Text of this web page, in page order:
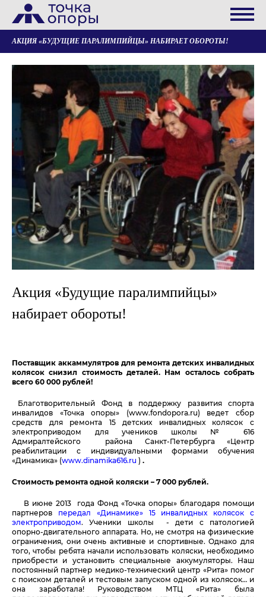
АКЦИЯ «БУДУЩИЕ ПАРАЛИМПИЙЦЫ» НАБИРАЕТ ОБОРОТЫ!
Акция «Будущие паралимпийцы»
набирает обороты!
Поставщик аккаммулятров для ремонта детских инвалидных
колясок снизил стоимость деталей. Нам осталось собрать
всего 60 000 рублей!
Благотворительный Фонд в поддержку развития спорта
инвалидов «Точка опоры» (www.fondopora.ru) ведет сбор
средств для ремонта 15 детских инвалидных колясок с
электроприводом для учеников школы № 616
Адмиралтейского района Санкт-Петербурга «Центр
реабилитации с индивидуальными формами обучения
«Динамика» (www.dinamika616.ru ) .
Стоимость ремонта одной коляски – 7 000 рублей.
В июне 2013
года Фонд «Точка опоры» благодаря помощи
партнеров передал «Динамике» 15 инвалидных колясок с
электроприводом. Ученики школы - дети с патологией
опорно-двигательного аппарата. Но, не смотря на физические
ограничения, они очень активные и спортивные. Однако для
того, чтобы ребята начали использовать коляски, необходимо
приобрести и установить специальные аккумуляторы. Наш
постоянный партнер медико-технический центр «Рита» помог
с поиском деталей и тестовым запуском одной из колясок… и
она заработала! Руководством МТЦ «Рита» была